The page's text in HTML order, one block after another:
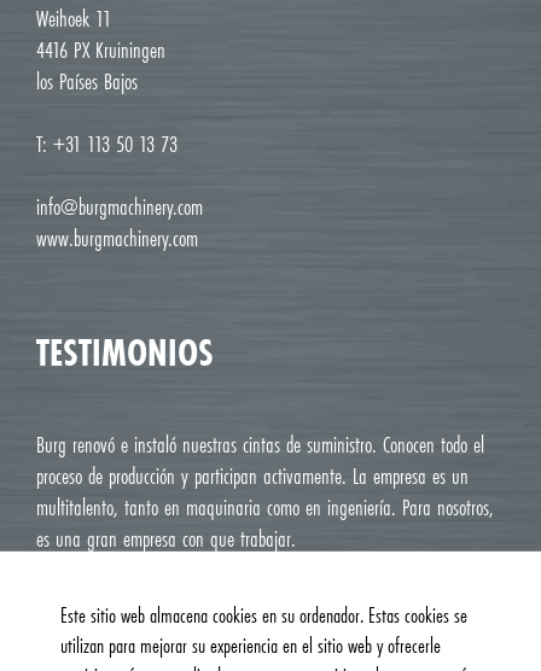
Weihoek 11
4416 PX Kruiningen
los Países Bajos
T: +31 113 50 13 73
info@burgmachinery.com
www.burgmachinery.com
TESTIMONIOS
Burg renovó e instaló nuestras cintas de suministro. Conocen todo el
proceso de producción y participan activamente. La empresa es un
multitalento, tanto en maquinaria como en ingeniería. Para nosotros,
es una gran empresa con que trabajar.
Este sitio web almacena cookies en su ordenador. Estas cookies se
utilizan para mejorar su experiencia en el sitio web y ofrecerle